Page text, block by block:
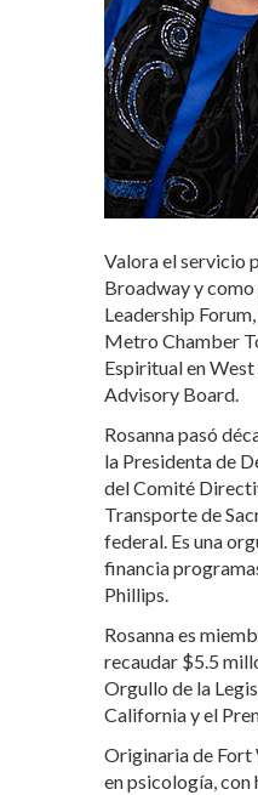
Valora el servicio
Broadway y como
Leadership
Metro Chamber
Espiritual en
Advisory Board.
Rosanna pasó
la Presidenta de
del Comité
Transporte de
federal. Es una
financia
Phillips.
Rosanna es
recaudar $5.5
Orgullo de la
California y el
Originaria de Fort
en psicología, con